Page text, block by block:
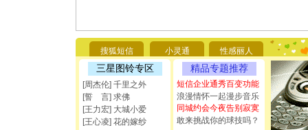
搜狐短信 小灵通 性感丽人
三星图铃专区
[周杰伦] 千里之外
[誓 言] 求佛
[王力宏] 大城小爱
[王心凌] 花的嫁纱
精品专题推荐
短信企业通秀百变功能
浪漫情怀一起漫步音乐
同城约会今夜告别寂寞
敢来挑战你的球技吗？
要平安！
[圣诞节]
能正大光
都要快乐
[圣诞节]
如意,快
[元旦]看
断电。爱
你是我专